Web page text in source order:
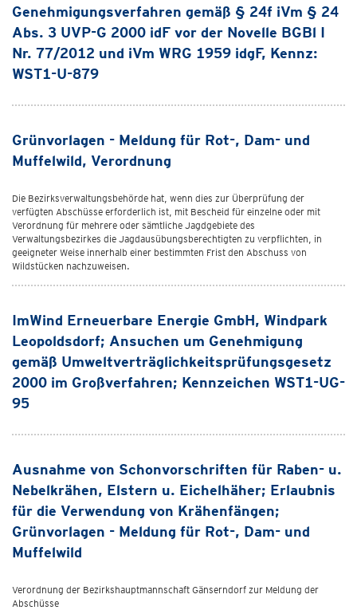
Genehmigungsverfahren gemäß § 24f iVm § 24
Abs. 3 UVP-G 2000 idF vor der Novelle BGBl I
Nr. 77/2012 und iVm WRG 1959 idgF, Kennz:
WST1-U-879
Grünvorlagen - Meldung für Rot-, Dam- und
Muffelwild, Verordnung
Die Bezirksverwaltungsbehörde hat, wenn dies zur Überprüfung der
verfügten Abschüsse erforderlich ist, mit Bescheid für einzelne oder mit
Verordnung für mehrere oder sämtliche Jagdgebiete des
Verwaltungsbezirkes die Jagdausübungsberechtigten zu verpflichten, in
geeigneter Weise innerhalb einer bestimmten Frist den Abschuss von
Wildstücken nachzuweisen.
ImWind Erneuerbare Energie GmbH, Windpark
Leopoldsdorf; Ansuchen um Genehmigung
gemäß Umweltverträglichkeitsprüfungsgesetz
2000 im Großverfahren; Kennzeichen WST1-UG-
95
Ausnahme von Schonvorschriften für Raben- u.
Nebelkrähen, Elstern u. Eichelhäher; Erlaubnis
für die Verwendung von Krähenfängen;
Grünvorlagen - Meldung für Rot-, Dam- und
Muffelwild
Verordnung der Bezirkshauptmannschaft Gänserndorf zur Meldung der
Abschüsse